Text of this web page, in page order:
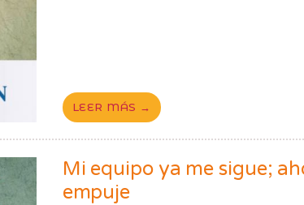
LEER MÁS →
Mi equipo ya me sigue;
empuje